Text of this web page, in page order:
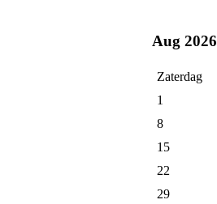
Aug 2026
Zaterdag
1
8
15
22
29